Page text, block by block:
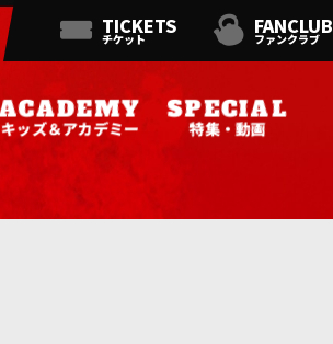
キッズ＆アカデミー 特集・動画
TICKETS
チケット
FANCLUB
ファンクラブ